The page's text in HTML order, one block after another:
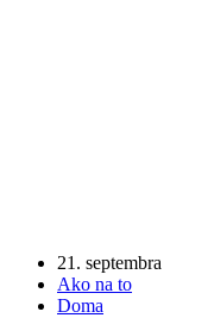
21. septembra
Ako na to
Doma